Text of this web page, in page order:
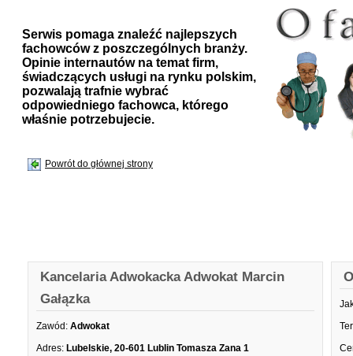
Serwis pomaga znaleźć najlepszych
fachowców z poszczególnych branży.
Opinie internautów na temat firm,
świadczących usługi na rynku polskim,
pozwalają trafnie wybrać
odpowiedniego fachowca, którego
właśnie potrzebujecie.
Powrót do głównej strony
Kancelaria Adwokacka Adwokat Marcin
Gałązka
Zawód: Adwokat
Adres: Lubelskie, 20-601 Lublin Tomasza Zana 1